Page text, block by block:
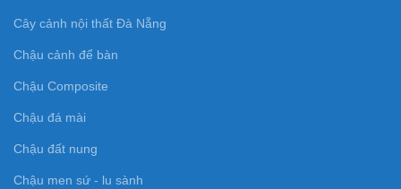
Cây cảnh nội thất Đà Nẵng
Chậu cảnh để bàn
Chậu Composite
Chậu đá mài
Chậu đất nung
Chậu men sứ - lu sành